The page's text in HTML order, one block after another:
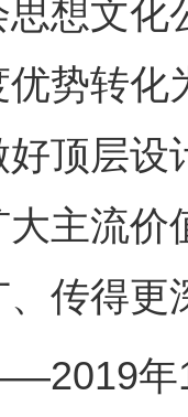
思想文化
优势转化
好顶层设
大主流价
传得更
年1月